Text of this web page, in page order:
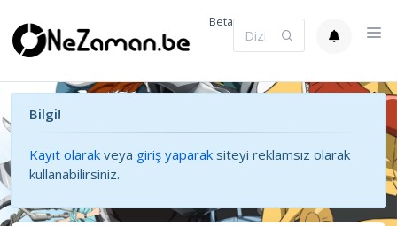
Beta
Bilgi!
Kayıt olarak veya giriş yaparak siteyi reklamsız olarak
kullanabilirsiniz.